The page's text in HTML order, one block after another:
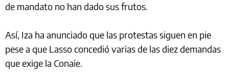
de mandato no han dado sus frutos.
Así, Iza ha anunciado que las protestas siguen en pie
pese a que Lasso concedió varias de las diez demandas
que exige la Conaie.